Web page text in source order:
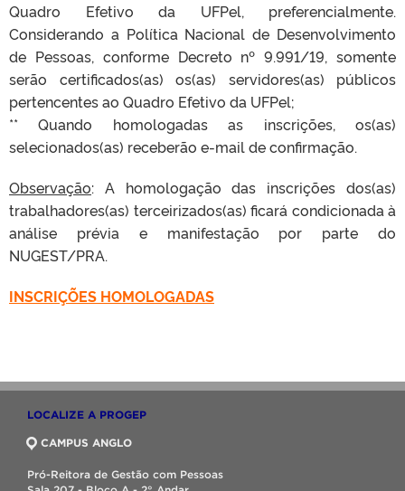
Quadro Efetivo da UFPel, preferencialmente.
Considerando a Política Nacional de Desenvolvimento
de Pessoas, conforme Decreto nº 9.991/19, somente
serão certificados(as) os(as) servidores(as) públicos
pertencentes ao Quadro Efetivo da UFPel;
** Quando homologadas as inscrições, os(as)
selecionados(as) receberão e-mail de confirmação.
Observação: A homologação das inscrições dos(as)
trabalhadores(as) terceirizados(as) ficará condicionada à
análise prévia e manifestação por parte do
NUGEST/PRA.
INSCRIÇÕES HOMOLOGADAS
LOCALIZE A PROGEP
CAMPUS ANGLO
Pró-Reitora de Gestão com Pessoas